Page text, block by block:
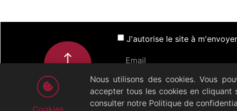
J'autorise le site à
ACTUALITÉS
Cookies
Nous utilisons des cookies. Vous
accepter tous les cookies en cliquant
consulter notre Politique de